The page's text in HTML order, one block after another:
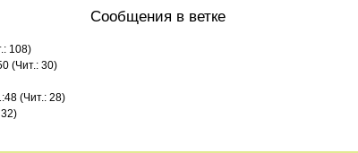
Сообщения в ветке
108)
(Чит.: 30)
(Чит.: 28)